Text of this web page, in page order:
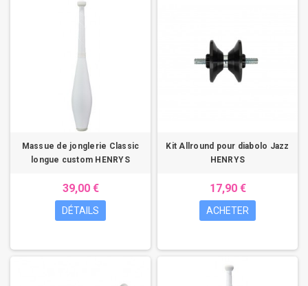
Massue de jonglerie Classic
longue custom HENRYS
39,00 €
DÉTAILS
Kit Allround pour diabolo Jazz
HENRYS
17,90 €
ACHETER